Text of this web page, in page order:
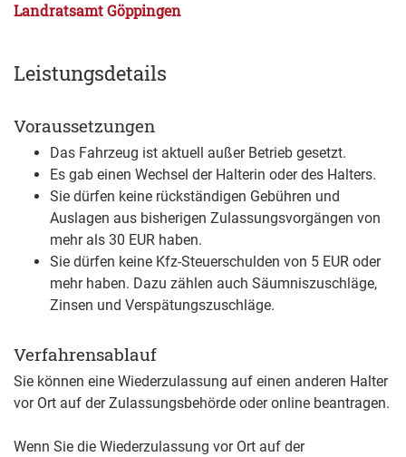
Landratsamt Göppingen
Leistungsdetails
Voraussetzungen
Das Fahrzeug ist aktuell außer Betrieb gesetzt.
Es gab einen Wechsel der Halterin oder des Halters.
Sie dürfen keine rückständigen Gebühren und
Auslagen aus bisherigen Zulassungsvorgängen von
mehr als 30 EUR haben.
Sie dürfen keine Kfz-Steuerschulden von 5 EUR oder
mehr haben. Dazu zählen auch Säumniszuschläge,
Zinsen und Verspätungszuschläge.
Verfahrensablauf
Sie können eine Wiederzulassung auf einen anderen Halter
vor Ort auf der Zulassungsbehörde oder online beantragen.
Wenn Sie die Wiederzulassung vor Ort auf der